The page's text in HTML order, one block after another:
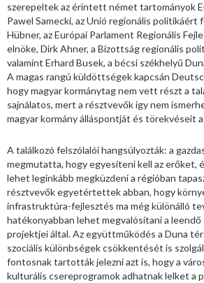
szerepeltek az érintett német tartományok
Pawel Samecki, az Unió regionális politikáért
Hübner, az Európai Parlament Regionális
elnöke, Dirk Ahner, a Bizottság regionális
valamint Erhard Busek, a bécsi székhelyű
A magas rangú küldöttségek kapcsán
hogy magyar kormánytag nem vett részt a
sajnálatos, mert a résztvevők így nem
magyar kormány álláspontját és törekvéseit
A találkozó felszólalói hangsúlyozták: a
megmutatta, hogy egyesíteni kell az erőket,
lehet leginkább megküzdeni a régióban
résztvevők egyetértettek abban, hogy
infrastruktúra-fejlesztés ma még különálló
hatékonyabban lehet megvalósítani a
projektjei által. Az együttműködés a Duna
szociális különbségek csökkentését is
fontosnak tartották jelezni azt is, hogy a
kulturális csereprogramok adhatnak lelket a